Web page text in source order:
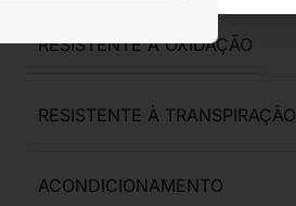
RESISTENTE À OXIDAÇÃO
RESISTENTE À TRANSPIRAÇÃO
ACONDICIONAMENTO